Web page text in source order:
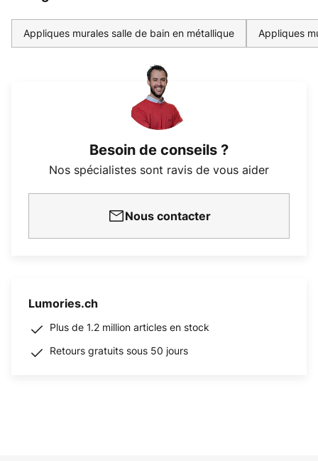
Appliques murales salle de bain en métallique Appliques
Besoin de conseils ?
Nos spécialistes sont ravis de vous aider
Nous contacter
Lumories.ch
Plus de 1.2 million articles en stock
Retours gratuits sous 50 jours